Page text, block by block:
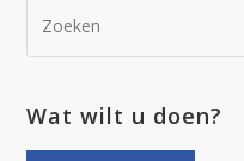
Wat wilt u doen?